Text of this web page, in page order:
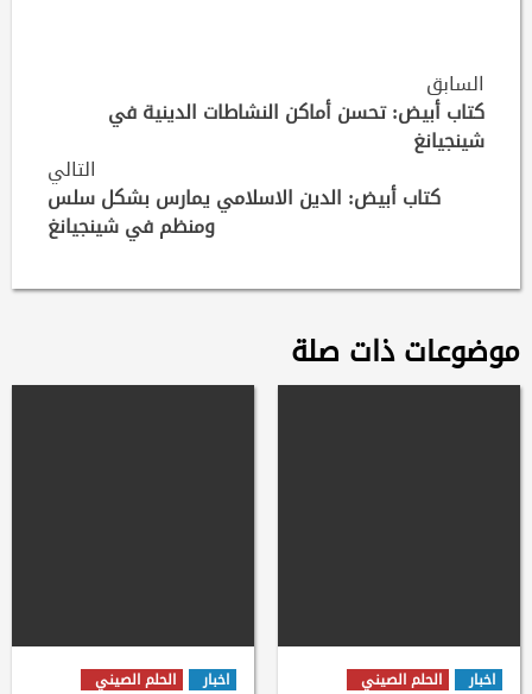
Continue
Reading
السابق
كتاب أبيض: تحسن أماكن النشاطات الدينية في
شينجيانغ
التالي
كتاب أبيض: الدين الاسلامي يمارس بشكل سلس
ومنظم في شينجيانغ
موضوعات ذات صلة
اخبار الحلم الصيني اخبار الحلم الصيني